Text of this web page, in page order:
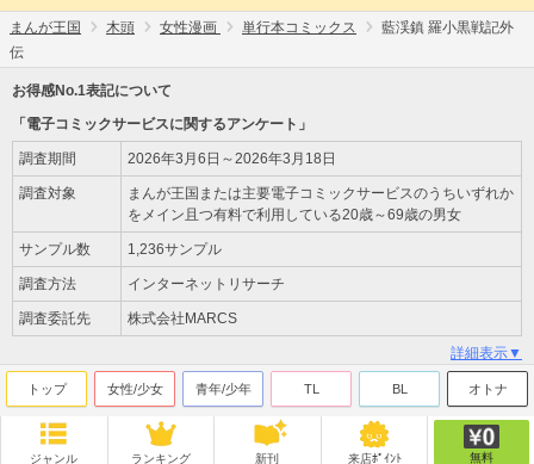
まんが王国 木頭 女性漫画 単行本コミックス
藍渓鎮 羅小黒戦記外
伝
お得感No.1表記について
「電子コミックサービスに関するアンケート」
調査期間 2026年3月6日～2026年3月18日
調査対象
まんが王国または主要電子コミックサービスのうちいずれか
をメイン且つ有料で利用している20歳～69歳の男女
サンプル数 1,236サンプル
調査方法 インターネットリサーチ
調査委託先 株式会社MARCS
詳細表示▼
トップ 女性/少女 青年/少年 TL BL オトナ
ジャンル ランキング 新刊 来店ﾎﾟｲﾝﾄ 無料